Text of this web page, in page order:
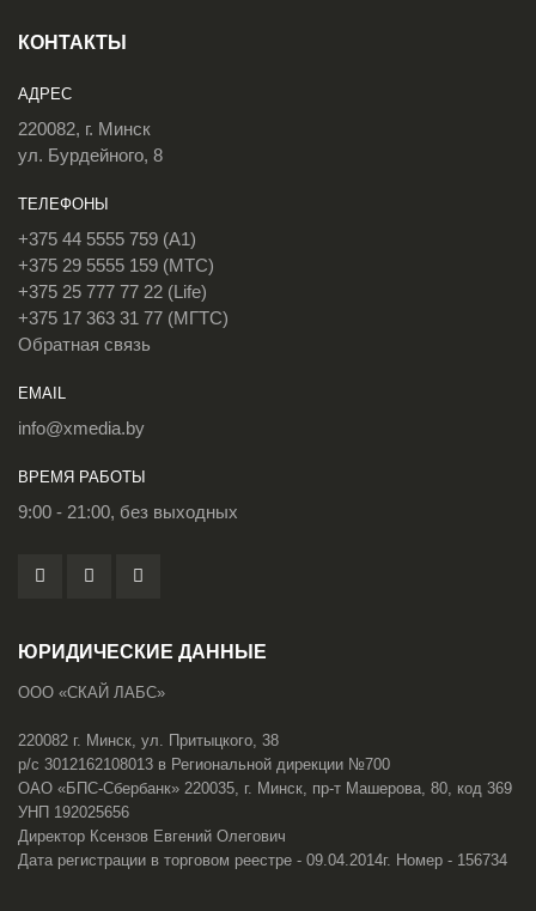
КОНТАКТЫ
АДРЕС
220082, г. Минск
ул. Бурдейного, 8
ТЕЛЕФОНЫ
+375 44 5555 759 (A1)
+375 29 5555 159 (МТС)
+375 25 777 77 22 (Life)
+375 17 363 31 77 (МГТС)
Обратная связь
EMAIL
info@xmedia.by
ВРЕМЯ РАБОТЫ
9:00 - 21:00, без выходных
ЮРИДИЧЕСКИЕ ДАННЫЕ
ООО «СКАЙ ЛАБС»
220082 г. Минск, ул. Притыцкого, 38
р/с 3012162108013 в Региональной дирекции №700
ОАО «БПС-Сбербанк» 220035, г. Минск, пр-т Машерова, 80, код 369
УНП 192025656
Директор Ксензов Евгений Олегович
Дата регистрации в торговом реестре - 09.04.2014г. Номер - 156734